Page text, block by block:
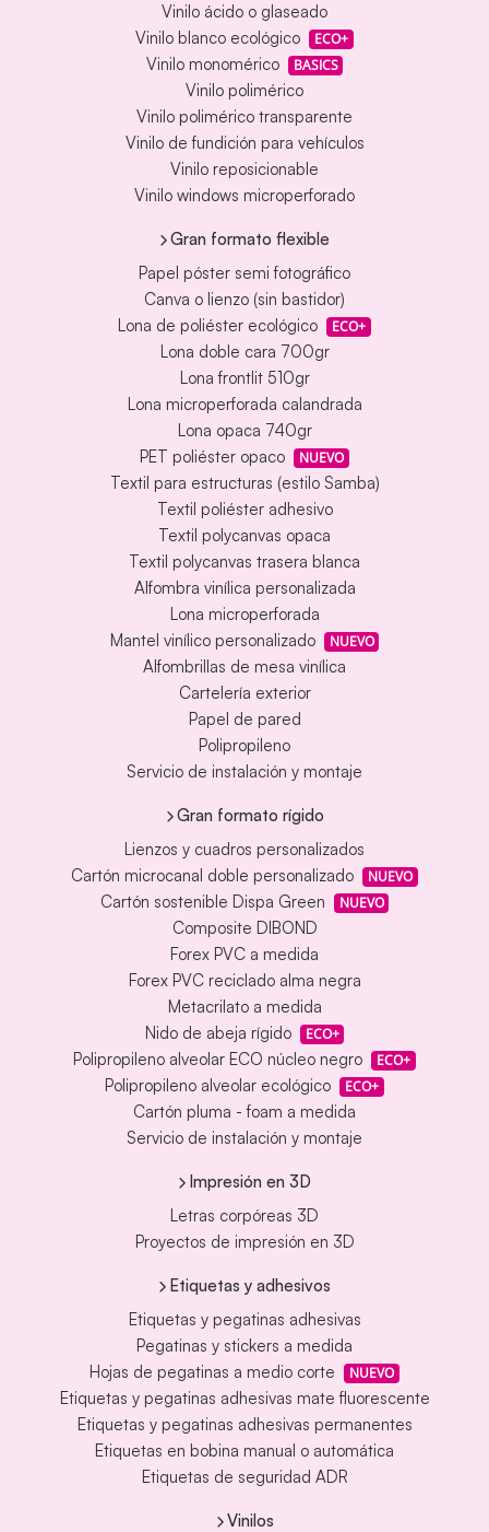
Vinilo ácido o glaseado
Vinilo blanco ecológico
ECO+
Vinilo monomérico BASICS
Vinilo polimérico
Vinilo polimérico transparente
Vinilo de fundición para vehículos
Vinilo reposicionable
Vinilo windows microperforado
Gran formato flexible
Papel póster semi fotográfico
Canva o lienzo (sin bastidor)
Lona de poliéster ecológico
ECO+
Lona doble cara 700gr
Lona frontlit 510gr
Lona microperforada calandrada
Lona opaca 740gr
PET poliéster opaco
NUEVO
Textil para estructuras (estilo Samba)
Textil poliéster adhesivo
Textil polycanvas opaca
Textil polycanvas trasera blanca
Alfombra vinílica personalizada
Lona microperforada
Mantel vinílico personalizado
NUEVO
Alfombrillas de mesa vinílica
Cartelería exterior
Papel de pared
Polipropileno
Servicio de instalación y montaje
Gran formato rígido
Lienzos y cuadros personalizados
Cartón microcanal doble personalizado
NUEVO
Cartón sostenible Dispa Green NUEVO
Composite DIBOND
Forex PVC a medida
Forex PVC reciclado alma negra
Metacrilato a medida
Nido de abeja rígido
ECO+
Polipropileno alveolar ECO núcleo negro ECO+
Polipropileno alveolar ecológico ECO+
Cartón pluma - foam a medida
Servicio de instalación y montaje
Impresión en 3D
Letras corpóreas 3D
Proyectos de impresión en 3D
Etiquetas y adhesivos
Etiquetas y pegatinas adhesivas
Pegatinas y stickers a medida
Hojas de pegatinas a medio corte
NUEVO
Etiquetas y pegatinas adhesivas mate fluorescente
Etiquetas y pegatinas adhesivas permanentes
Etiquetas en bobina manual o automática
Etiquetas de seguridad ADR
Vinilos